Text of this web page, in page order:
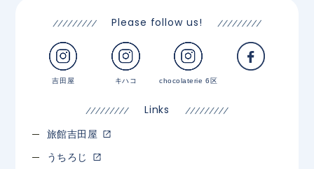
Links
旅館吉田屋
うちろじ
Please follow us!
吉田屋 キハコ chocolaterie 6区